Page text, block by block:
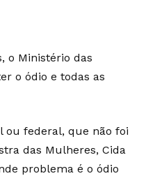
o Ministério das
o ódio e todas as
ou federal, que não foi
das Mulheres, Cida
problema é o ódio